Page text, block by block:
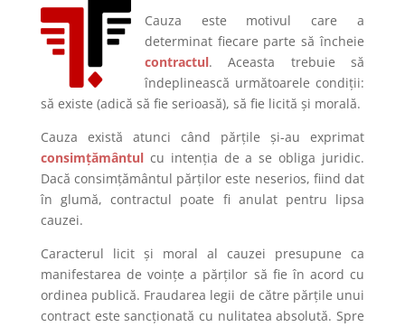
Cauza este motivul care a
determinat fiecare parte să încheie
contractul. Aceasta trebuie să
îndeplinească următoarele condiții:
să existe (adică să fie serioasă), să fie licită și morală.
Cauza există atunci când părțile și-au exprimat
consimțământulcu intenția de a se obliga juridic.
Dacă consimțământul părților este neserios, fiind dat
în glumă, contractul poate fi anulat pentru lipsa
cauzei.
Caracterul licit și moral al cauzei presupune ca
manifestarea de voințe a părților să fie în acord cu
ordinea publică. Fraudarea legii de către părțile unui
contract este sancționată cu nulitatea absolută. Spre